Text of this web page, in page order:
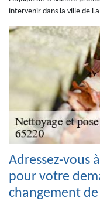
intervenir dans la ville de
Adressez-vous à
pour votre
changement